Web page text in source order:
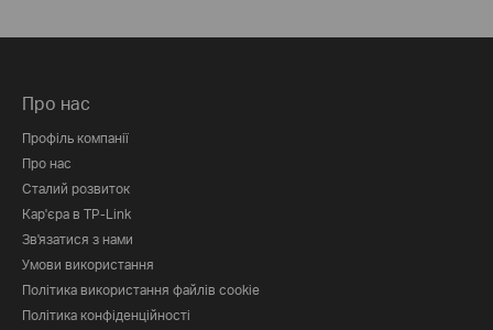
Про нас
Профіль компанії
Про нас
Сталий розвиток
Кар'єра в TP-Link
Зв'язатися з нами
Умови використання
Політика використання файлів cookie
Політика конфіденційності